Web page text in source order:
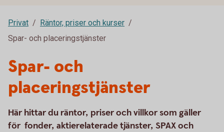
Privat
Räntor, priser och kurser
Spar- och placeringstjänster
Spar- och
placeringstjänster
Här hittar du räntor, priser och villkor som gäller
för fonder, aktierelaterade tjänster, SPAX och